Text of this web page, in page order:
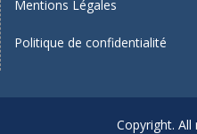
Mentions Légales
Politique de confidentialité
Copyright. All